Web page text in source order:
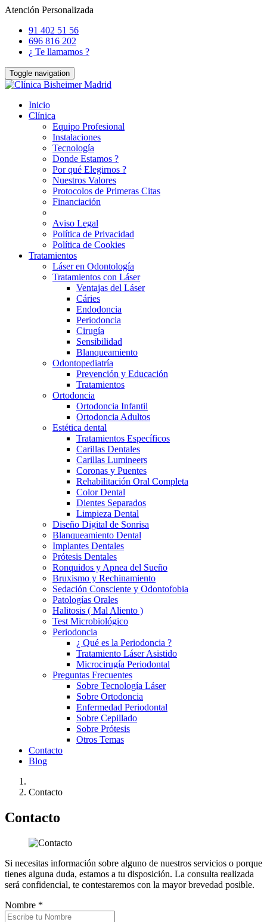
Atención Personalizada
91 402 51 56
696 816 202
¿ Te llamamos ?
Toggle navigation
Inicio
Clínica
Equipo Profesional
Instalaciones
Tecnología
Donde Estamos ?
Por qué Elegirnos ?
Nuestros Valores
Protocolos de Primeras Citas
Financiación
Aviso Legal
Política de Privacidad
Política de Cookies
Tratamientos
Láser en Odontología
Tratamientos con Láser
Ventajas del Láser
Cáries
Endodoncia
Periodoncia
Cirugía
Sensibilidad
Blanqueamiento
Odontopediatría
Prevención y Educación
Tratamientos
Ortodoncia
Ortodoncia Infantil
Ortodoncia Adultos
Estética dental
Tratamientos Específicos
Carillas Dentales
Carillas Lumineers
Coronas y Puentes
Rehabilitación Oral Completa
Color Dental
Dientes Separados
Limpieza Dental
Diseño Digital de Sonrisa
Blanqueamiento Dental
Implantes Dentales
Prótesis Dentales
Ronquidos y Apnea del Sueño
Bruxismo y Rechinamiento
Sedación Consciente y Odontofobia
Patologías Orales
Halitosis ( Mal Aliento )
Test Microbiológico
Periodoncia
¿ Qué es la Periodoncia ?
Tratamiento Láser Asistido
Microcirugía Periodontal
Preguntas Frecuentes
Sobre Tecnología Láser
Sobre Ortodoncia
Enfermedad Periodontal
Sobre Cepillado
Sobre Prótesis
Otros Temas
Contacto
Blog
Contacto
Contacto
Si necesitas información sobre alguno de nuestros servicios o porque
tienes alguna duda, estamos a tu disposición. La consulta realizada
será confidencial, te contestaremos con la mayor brevedad posible.
Nombre *